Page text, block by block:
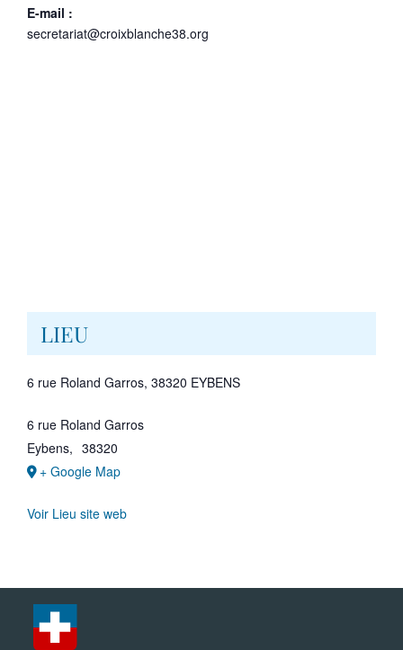
E-mail :
secretariat@croixblanche38.org
LIEU
6 rue Roland Garros, 38320 EYBENS
6 rue Roland Garros
Eybens, 38320
+ Google Map
Voir Lieu site web